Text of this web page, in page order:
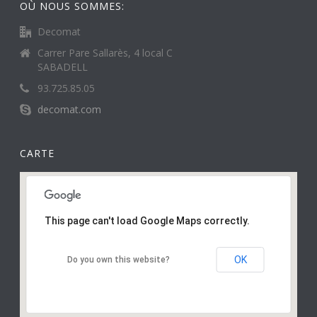
OÙ NOUS SOMMES:
Decomat
Carrer Pare Sallarès, 4 local C
SABADELL
93.725.85.05
decomat.com
CARTE
This page can't load Google Maps correctly.
Do you own this website? OK